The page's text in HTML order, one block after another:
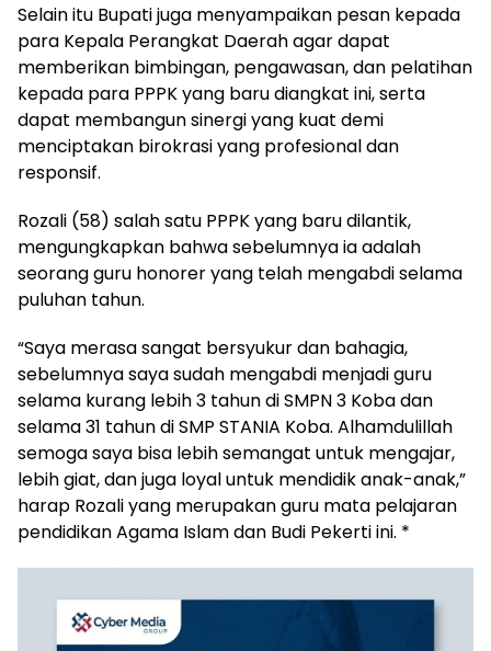
‎Selain itu Bupati juga menyampaikan pesan kepada
para Kepala Perangkat Daerah agar dapat
memberikan bimbingan, pengawasan, dan pelatihan
kepada para PPPK yang baru diangkat ini, serta
dapat membangun sinergi yang kuat demi
menciptakan birokrasi yang profesional dan
responsif.
‎Rozali (58) salah satu PPPK yang baru dilantik,
mengungkapkan bahwa sebelumnya ia adalah
seorang guru honorer yang telah mengabdi selama
puluhan tahun.
‎“Saya merasa sangat bersyukur dan bahagia,
sebelumnya saya sudah mengabdi menjadi guru
selama kurang lebih 3 tahun di SMPN 3 Koba dan
selama 31 tahun di SMP STANIA Koba. Alhamdulillah
semoga saya bisa lebih semangat untuk mengajar,
lebih giat, dan juga loyal untuk mendidik anak-anak,”
harap Rozali yang merupakan guru mata pelajaran
pendidikan Agama Islam dan Budi Pekerti ini. *